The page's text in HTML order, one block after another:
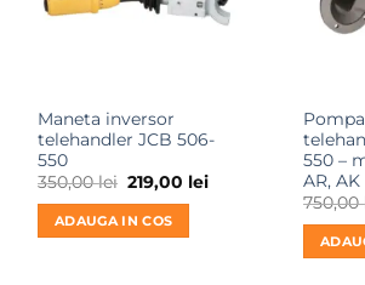
Maneta inversor
telehandler JCB 506-
550
350,00lei Prețul
inițial
a
fost:
350,00 lei.
219,00 leiPrețul
ADAUGA IN COS
550 –
AR, AK
750,00